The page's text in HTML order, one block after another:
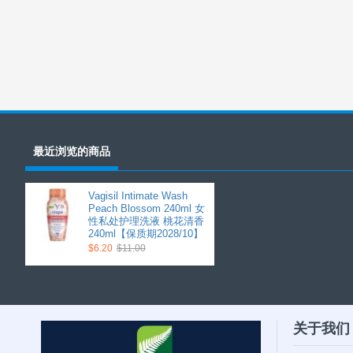
最近浏览的商品
Vagisil Intimate Wash
Peach Blossom 240ml 女
性私处护理洗液 桃花清香
240ml【保质期2028/10】
$6.20 $11.00
关于我们